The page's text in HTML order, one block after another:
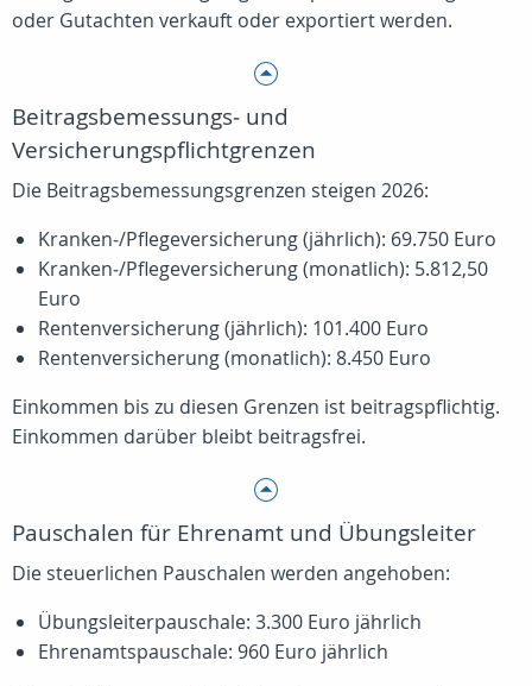
oder Gutachten verkauft oder exportiert werden.
Beitragsbemessungs‑ und
Versicherungspflichtgrenzen
Die Beitragsbemessungsgrenzen steigen 2026:
Kranken‑/Pflegeversicherung (jährlich): 69.750 Euro
Kranken‑/Pflegeversicherung (monatlich): 5.812,50
Euro
Rentenversicherung (jährlich): 101.400 Euro
Rentenversicherung (monatlich): 8.450 Euro
Einkommen bis zu diesen Grenzen ist beitragspflichtig.
Einkommen darüber bleibt beitragsfrei.
Pauschalen für Ehrenamt und Übungsleiter
Die steuerlichen Pauschalen werden angehoben:
Übungsleiterpauschale: 3.300 Euro jährlich
Ehrenamtspauschale: 960 Euro jährlich